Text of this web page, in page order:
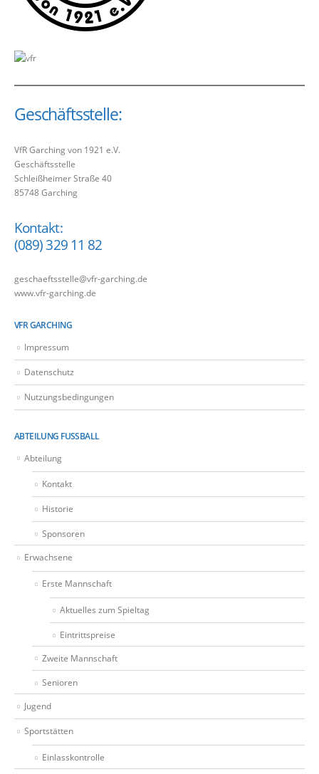
Geschäftsstelle:
VfR Garching von 1921 e.V.
Geschäftsstelle
Schleißheimer Straße 40
85748 Garching
Kontakt:
(089) 329 11 82
geschaeftsstelle@vfr-garching.de
www.vfr-garching.de
VFR GARCHING
Impressum
Datenschutz
Nutzungsbedingungen
ABTEILUNG FUSSBALL
Abteilung
Kontakt
Historie
Sponsoren
Erwachsene
Erste Mannschaft
Aktuelles zum Spieltag
Eintrittspreise
Zweite Mannschaft
Senioren
Jugend
Sportstätten
Einlasskontrolle